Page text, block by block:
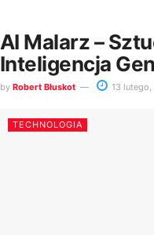
AI Malarz –
Inteligencja
by Robert Błuskot 13
TECHNOLOGIA